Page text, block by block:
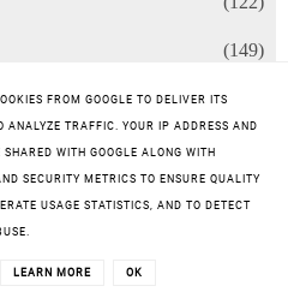
(149)
(160)
WYŚWIETLEŃ
FROM GOOGLE TO DELIVER ITS
ANALYZE TRAFFIC. YOUR IP ADDRESS AND
SHARED WITH GOOGLE ALONG WITH
SECURITY METRICS TO ENSURE QUALITY
USAGE STATISTICS, AND TO DETECT
LEARN MORE OK